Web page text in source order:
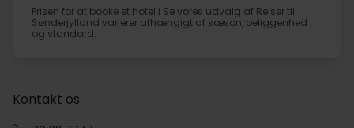
Prisen for at booke et hotel i Se vores udvalg af Rejser til
Sønderjylland varierer afhængigt af sæson, beliggenhed
og standard.
Kontakt os